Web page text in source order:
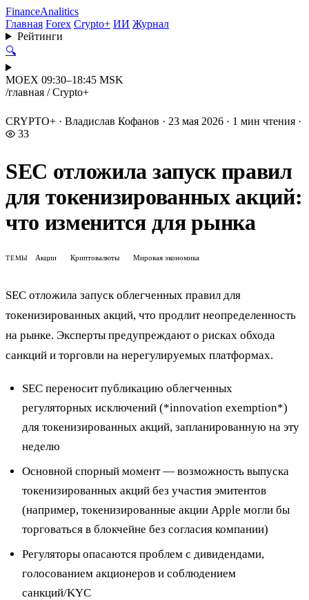
FinanceAnalitics
Главная Forex Crypto+ ИИ Журнал
Рейтинги
🔍
MOEX 09:30–18:45 MSK
/главная / Crypto+
CRYPTO+ · Владислав Кофанов · 23 мая 2026 · 1 мин чтения ·
33
SEC отложила запуск правил
для токенизированных акций:
что изменится для рынка
ТЕМЫ Акции Криптовалюты Мировая экономика
SEC отложила запуск облегченных правил для
токенизированных акций, что продлит неопределенность
на рынке. Эксперты предупреждают о рисках обхода
санкций и торговли на нерегулируемых платформах.
SEC переносит публикацию облегченных
регуляторных исключений (*innovation exemption*)
для токенизированных акций, запланированную на эту
неделю
Основной спорный момент — возможность выпуска
токенизированных акций без участия эмитентов
(например, токенизированные акции Apple могли бы
торговаться в блокчейне без согласия компании)
Регуляторы опасаются проблем с дивидендами,
голосованием акционеров и соблюдением
санкций/KYC